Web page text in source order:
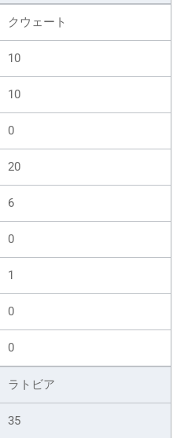
クウェート
10
10
0
20
6
0
1
0
0
ラトビア
35